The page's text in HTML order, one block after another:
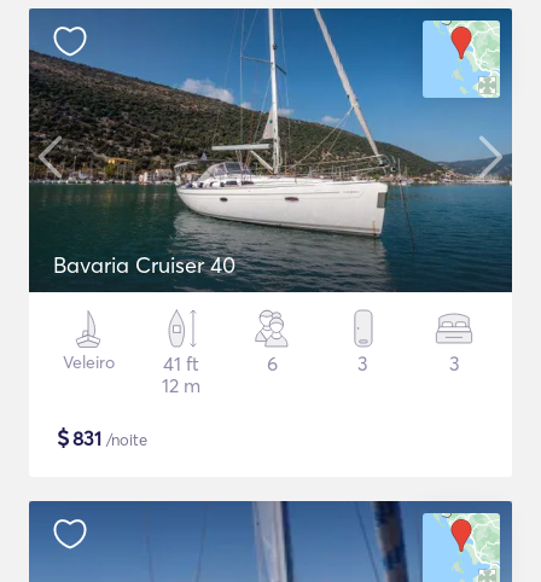
Bavaria Cruiser 40
Veleiro
41 ft
12 m
6 3 3
$831 /noite